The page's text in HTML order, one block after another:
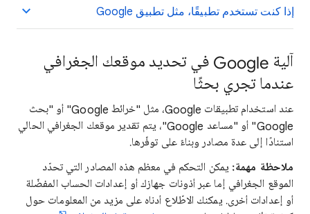
إذا كنت تستخدم تطبيقًا، مثل تطبيق Google
آلية Google في تحديد موقعك الجغرافي
عندما تجري بحثًا
عند استخدام تطبيقات Google، مثل "خرائط Google" أو "بحث
Google" أو "مساعد Google"، يتم تقدير موقعك الجغرافي الحالي
استنادًا إلى عدة مصادر وبناءً على توفّرها.
ملاحظة مهمة: يمكن التحكم في معظم هذه المصادر التي تحدّد
الموقع الجغرافي إما عبر أذونات جهازك أو إعدادات الحساب المفضّلة
أو إعدادات أخرى. يمكنك الاطّلاع أدناه على مزيد من المعلومات حول